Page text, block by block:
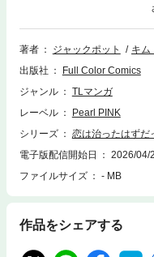
ある智史は、今や売れっ子の
をしかめる杏奈。人を値踏み
杏奈を苛立たせると同時に、
かし、智史との再会をきっか
ことになる。不器用な二人が
著者 ジャックポット
キム
出版社
Full Color Comics
ジャンル
TLマンガ
レーベル
Pearl PINK
シリーズ
恋は治ったはずだ
電子版配信開始日
2026/04/
ファイルサイズ
- MB
作品をシェアする